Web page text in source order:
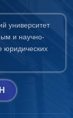
университет
и научно-
юридических